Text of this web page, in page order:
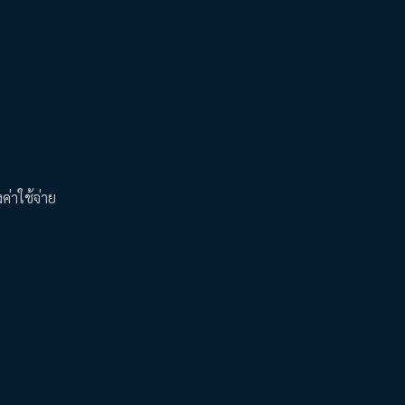
าใช้จ่าย